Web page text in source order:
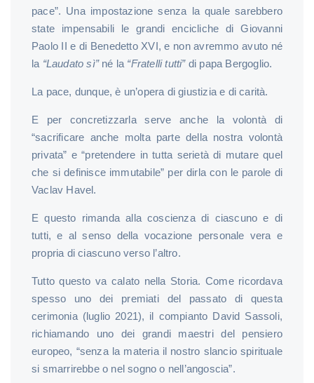
pace”. Una impostazione senza la quale sarebbero
state impensabili le grandi encicliche di Giovanni
Paolo II e di Benedetto XVI, e non avremmo avuto né
la “Laudato sì”né la “Fratelli tutti”di papa Bergoglio.
La pace, dunque, è un’opera di giustizia e di carità.
E per concretizzarla serve anche la volontà di
“sacrificare anche molta parte della nostra volontà
privata” e “pretendere in tutta serietà di mutare quel
che si definisce immutabile” per dirla con le parole di
Vaclav Havel.
E questo rimanda alla coscienza di ciascuno e di
tutti, e al senso della vocazione personale vera e
propria di ciascuno verso l’altro.
Tutto questo va calato nella Storia. Come ricordava
spesso uno dei premiati del passato di questa
cerimonia (luglio 2021), il compianto David Sassoli,
richiamando uno dei grandi maestri del pensiero
europeo, “senza la materia il nostro slancio spirituale
si smarrirebbe o nel sogno o nell’angoscia”.